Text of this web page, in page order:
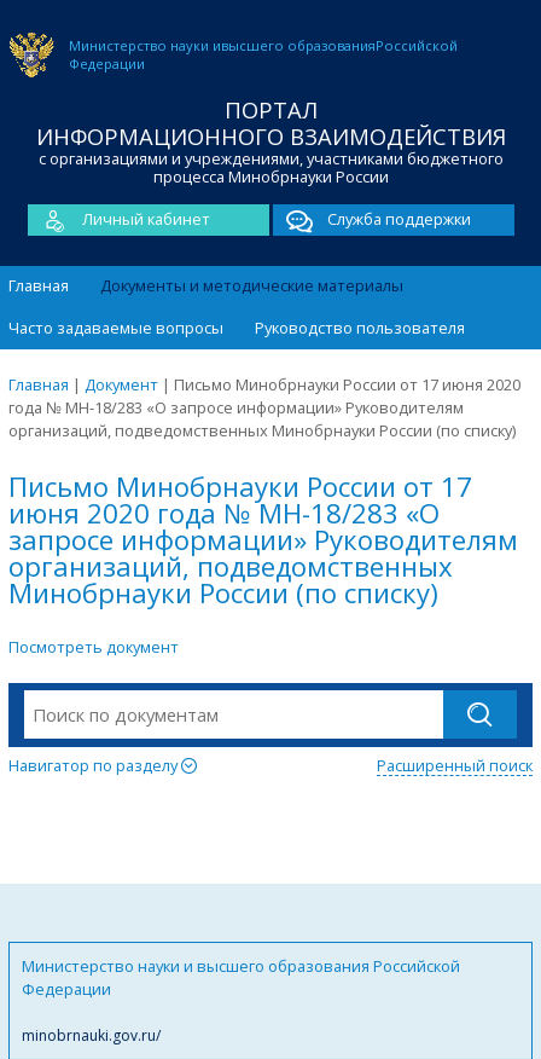
Министерство науки ивысшего образованияРоссийской
Федерации
ПОРТАЛ
ИНФОРМАЦИОННОГО ВЗАИМОДЕЙСТВИЯ
с организациями и учреждениями, участниками бюджетного
процесса Минобрнауки России
Личный кабинет
Служба поддержки
Главная
Документы и методические материалы
Часто задаваемые вопросы
Руководство пользователя
Главная | Документ | Письмо Минобрнауки России от 17 июня 2020
года № МН-18/283 «О запросе информации» Руководителям
организаций, подведомственных Минобрнауки России (по списку)
Письмо Минобрнауки России от 17
июня 2020 года № МН-18/283 «О
запросе информации» Руководителям
организаций, подведомственных
Минобрнауки России (по списку)
Посмотреть документ
Навигатор по разделу Расширенный поиск
Министерство науки и высшего образования Российской
Федерации
minobrnauki.gov.ru/